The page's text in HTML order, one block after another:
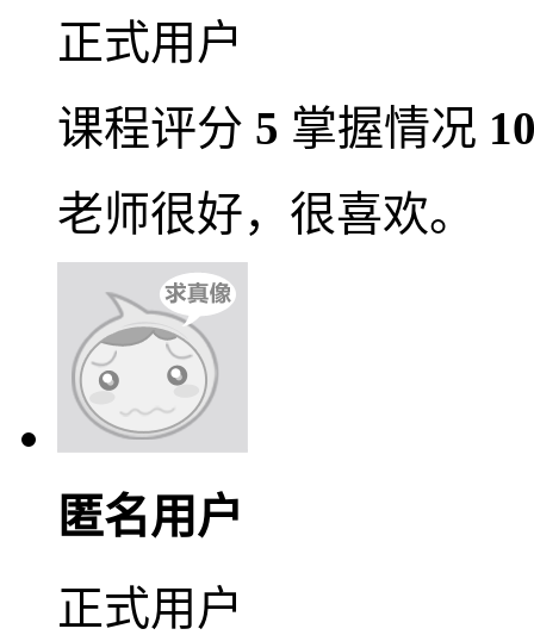
正式用户
课程评分 5 掌握情况
老师很好，很喜欢。
匿名用户
正式用户